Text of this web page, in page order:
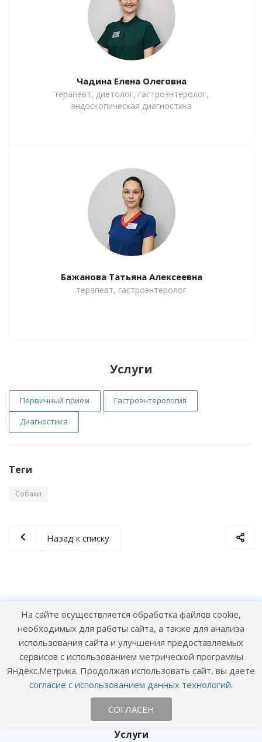
Чадина Елена Олеговна
терапевт, диетолог, гастроэнтеролог,
эндоскопическая диагностика
Бажанова Татьяна Алексеевна
терапевт, гастроэнтеролог
Услуги
Первичный прием
Гастроэнтерология
Диагностика
Теги
Собаки
Назад к списку
О клинике
Сотрудники
Вакансии
Новости
Фотогалерея
Отзывы
Услуги
На сайте осуществляется обработка файлов cookie,
необходимых для работы сайта, а также для анализа
использования сайта и улучшения предоставляемых
сервисов с использованием метрической программы
Яндекс.Метрика. Продолжая использовать сайт, вы даете
согласие с использованием данных технологий.
СОГЛАСЕН